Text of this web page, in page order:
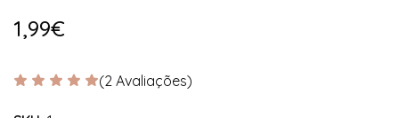
1,99€
(2 Avaliações)